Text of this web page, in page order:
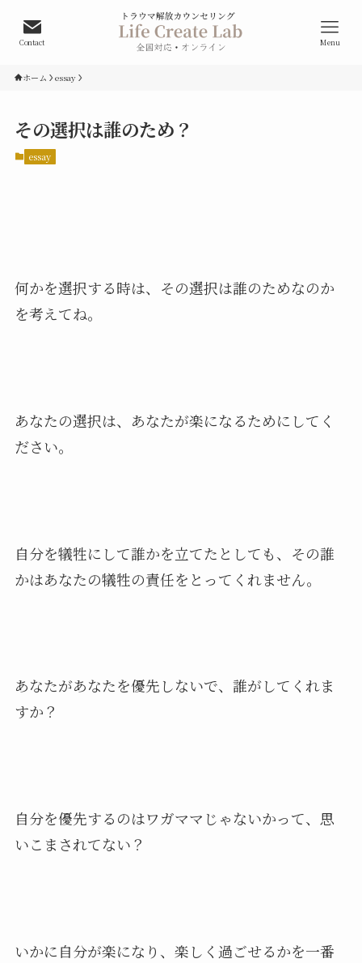
Contact Menu
ホーム essay
その選択は誰のため？
essay
何かを選択する時は、その選択は誰のためなのか
を考えてね。
あなたの選択は、あなたが楽になるためにしてく
ださい。
自分を犠牲にして誰かを立てたとしても、その誰
かはあなたの犠牲の責任をとってくれません。
あなたがあなたを優先しないで、誰がしてくれま
すか？
自分を優先するのはワガママじゃないかって、思
いこまされてない？
いかに自分が楽になり、楽しく過ごせるかを一番